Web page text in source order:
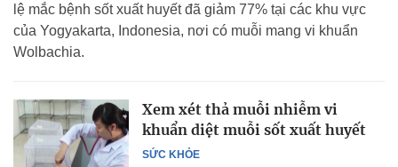
lệ mắc bệnh sốt xuất huyết đã giảm 77% tại các khu vực
của Yogyakarta, Indonesia, nơi có muỗi mang vi khuẩn
Wolbachia.
SỨC KHỎE
Xem xét thả muỗi nhiễm vi
khuẩn diệt muỗi sốt xuất huyết